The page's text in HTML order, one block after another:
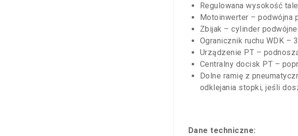
Regulowana wysokość
Motoinwerter – podwójna
Zbijak – cylinder
Ogranicznik ruchu WDK –
Urządzenie PT –
Centralny docisk PT –
Dolne ramię z
odklejania stopki, jeśli
Dane techniczne: